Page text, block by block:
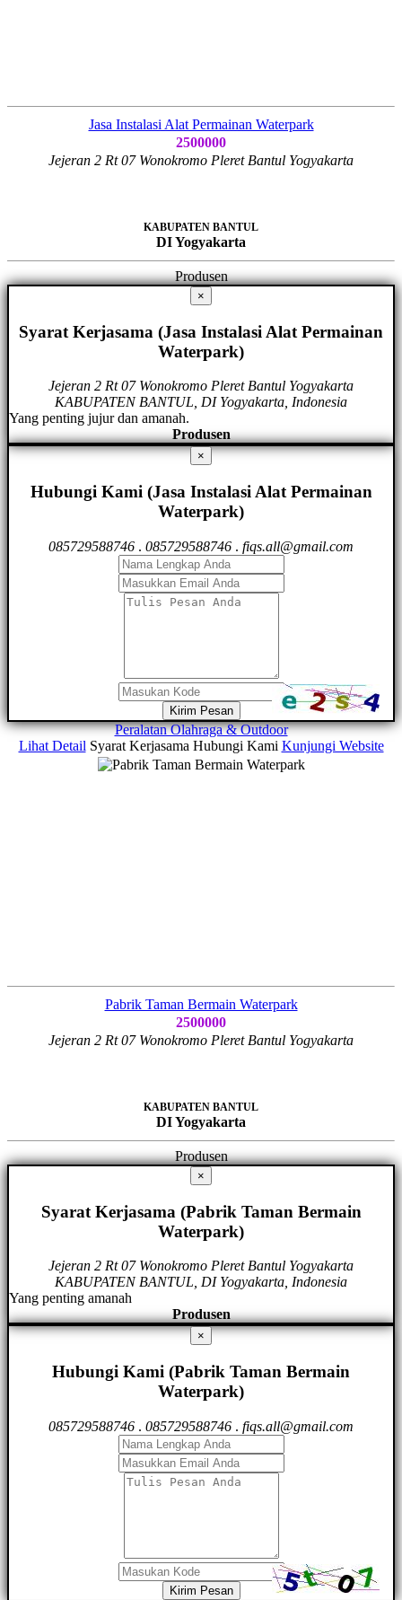
Jasa Instalasi Alat Permainan Waterpark
2500000
Jejeran 2 Rt 07 Wonokromo Pleret Bantul Yogyakarta
KABUPATEN BANTUL
DI Yogyakarta
Produsen
×
Syarat Kerjasama (Jasa Instalasi Alat Permainan
Waterpark)
Jejeran 2 Rt 07 Wonokromo Pleret Bantul Yogyakarta
KABUPATEN BANTUL, DI Yogyakarta, Indonesia
Yang penting jujur dan amanah.
Produsen
×
Hubungi Kami (Jasa Instalasi Alat Permainan
Waterpark)
085729588746 . 085729588746 . fiqs.all@gmail.com
Kirim Pesan
Peralatan Olahraga & Outdoor
Lihat Detail Syarat Kerjasama Hubungi Kami Kunjungi Website
Pabrik Taman Bermain Waterpark
2500000
Jejeran 2 Rt 07 Wonokromo Pleret Bantul Yogyakarta
KABUPATEN BANTUL
DI Yogyakarta
Produsen
×
Syarat Kerjasama (Pabrik Taman Bermain
Waterpark)
Jejeran 2 Rt 07 Wonokromo Pleret Bantul Yogyakarta
KABUPATEN BANTUL, DI Yogyakarta, Indonesia
Yang penting amanah
Produsen
×
Hubungi Kami (Pabrik Taman Bermain
Waterpark)
085729588746 . 085729588746 . fiqs.all@gmail.com
Kirim Pesan